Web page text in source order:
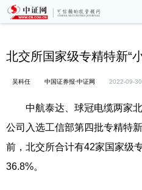
北交所国家级专精特新“
吴科任 中国证券报·中证网 2022-09-
中航泰达、球冠电缆两家北
公司入选工信部第四批专精特
前，北交所合计有42家国家级
36.8%。